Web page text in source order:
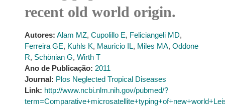
recent old world origin.
Autores: Alam MZ, Cupolillo E, Feliciangeli MD,
Ferreira GE, Kuhls K, Mauricio IL, Miles MA, Oddone
R, Schönian G, Wirth T
Ano de Publicação: 2011
Journal: Plos Neglected Tropical Diseases
Link: http://www.ncbi.nlm.nih.gov/pubmed/?